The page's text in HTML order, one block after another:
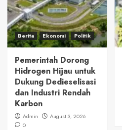
Berita Ekonomi Politik
Pemerintah Dorong
Hidrogen Hijau untuk
Dukung Dedieselisasi
dan Industri Rendah
Karbon
Admin
August 3, 2026
0